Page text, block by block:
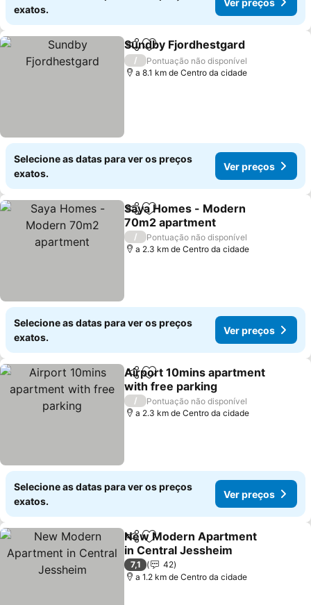
exatos.
PartilharAdicionar aos favoritos
Sundby Fjordhestgard
/
Pontuação não disponível
a 8.1 km de Centro da cidade
Selecione as datas para ver os preços
exatos.
Ver preços
PartilharAdicionar aos favoritos
Saya Homes - Modern
70m2 apartment
/
Pontuação não disponível
a 2.3 km de Centro da cidade
Selecione as datas para ver os preços
exatos.
Ver preços
PartilharAdicionar aos favoritos
Airport 10mins apartment
with free parking
/
Pontuação não disponível
a 2.3 km de Centro da cidade
Selecione as datas para ver os preços
exatos.
Ver preços
PartilharAdicionar aos favoritos
New Modern Apartment
in Central Jessheim
7,1
42
a 1.2 km de Centro da cidade